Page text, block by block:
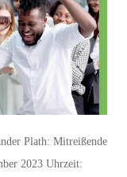
Plath: Mitreißende
2023 Uhrzeit: